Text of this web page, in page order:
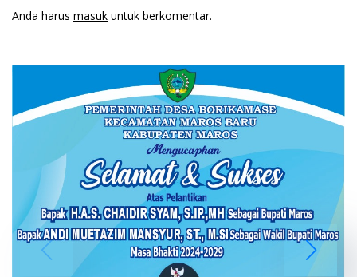
Anda harus masuk untuk berkomentar.